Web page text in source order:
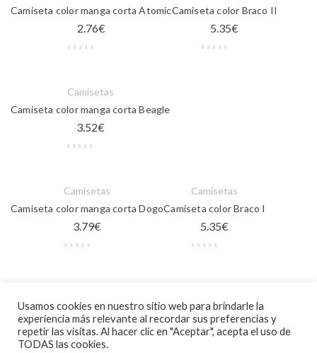
Camiseta color manga corta Atomic
2.76€
Camiseta color Braco II
5.35€
Camisetas
Camiseta color manga corta Beagle
3.52€
Camisetas
Camiseta color manga corta Dogo
3.79€
Camisetas
Camiseta color Braco I
5.35€
Camiseta blanca manga corta Beagle
3.10€
Usamos cookies en nuestro sitio web para brindarle la
experiencia más relevante al recordar sus preferencias y
repetir las visitas. Al hacer clic en "Aceptar", acepta el uso de
TODAS las cookies.